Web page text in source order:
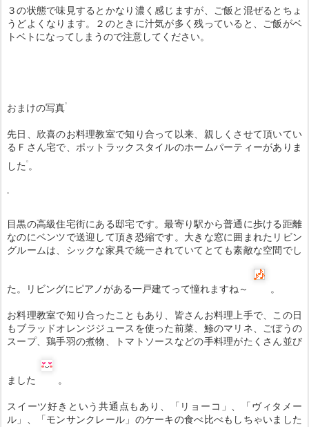
３の状態で味見するとかなり濃く感じますが、ご飯と混ぜるとちょ
うどよくなります。２のときに汁気が多く残っていると、ご飯がベ
トベトになってしまうので注意してください。
おまけの写真
先日、欣喜のお料理教室で知り合って以来、親しくさせて頂いてい
るＦさん宅で、ポットラックスタイルのホームパーティーがありま
した 。
目黒の高級住宅街にある邸宅です。最寄り駅から普通に歩ける距離
なのにベンツで送迎して頂き恐縮です。大きな窓に囲まれたリビン
グルームは、シックな家具で統一されていてとても素敵な空間でし
た。リビングにピアノがある一戸建てって憧れますね～
。
お料理教室で知り合ったこともあり、皆さんお料理上手で、この日
もブラッドオレンジジュースを使った前菜、鯵のマリネ、ごぼうの
スープ、鶏手羽の煮物、トマトソースなどの手料理がたくさん並び
ました
。
スイーツ好きという共通点もあり、「リョーコ」、「ヴィタメー
ル」、「モンサンクレール」のケーキの食べ比べもしちゃいました